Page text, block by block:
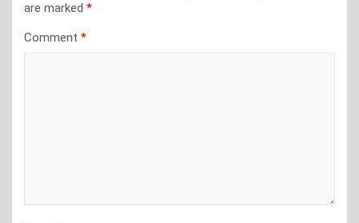
are marked *
Comment *